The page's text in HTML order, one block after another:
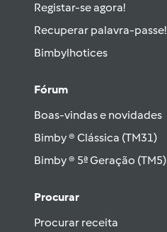
Registar-se agora!
Recuperar palavra-passe!
Bimbylhotices
Fórum
Boas-vindas e novidades
Bimby ® Clássica (TM31)
Bimby ® 5ª Geração (TM5)
Procurar
Procurar receita